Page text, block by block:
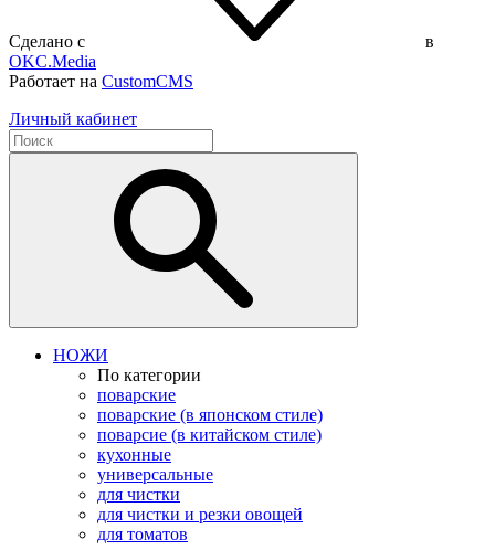
Сделано с
в
OKC.Media
Работает на CustomCMS
Личный кабинет
НОЖИ
По категории
поварские
поварские (в японском стиле)
поварсие (в китайском стиле)
кухонные
универсальные
для чистки
для чистки и резки овощей
для томатов